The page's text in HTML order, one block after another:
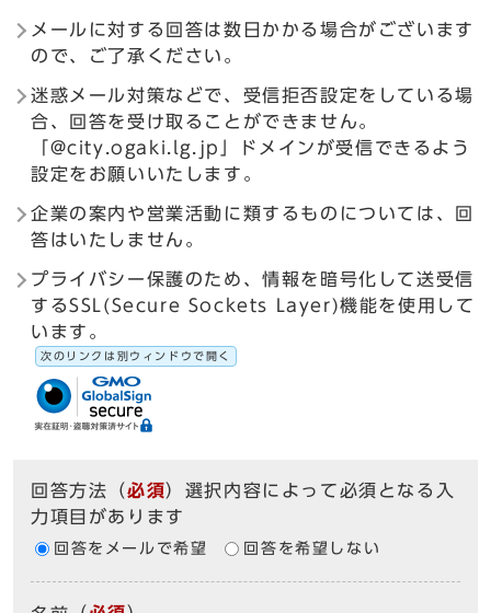
メールに対する回答は数日かかる場合がございます
ので、ご了承ください。
迷惑メール対策などで、受信拒否設定をしている場
合、回答を受け取ることができません。
「@city.ogaki.lg.jp」ドメインが受信できるよう
設定をお願いいたします。
企業の案内や営業活動に類するものについては、回
答はいたしません。
プライバシー保護のため、情報を暗号化して送受信
するSSL(Secure Sockets Layer)機能を使用して
います。
次のリンクは別ウィンドウで開く
回答方法 （必須）選択内容によって必須となる入
力項目があります
回答をメールで希望 回答を希望しない